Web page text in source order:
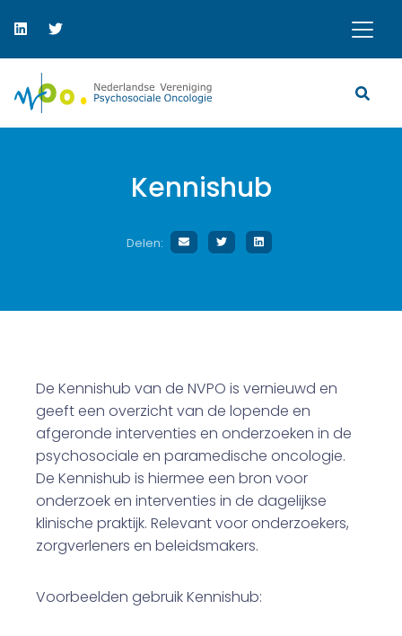
Kennishub
Delen:
De Kennishub van de NVPO is vernieuwd en
geeft een overzicht van de lopende en
afgeronde interventies en onderzoeken in de
psychosociale en paramedische oncologie.
De Kennishub is hiermee een bron voor
onderzoek en interventies in de dagelijkse
klinische praktijk. Relevant voor onderzoekers,
zorgverleners en beleidsmakers.
Voorbeelden gebruik Kennishub: